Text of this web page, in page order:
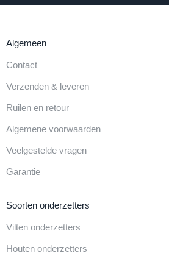
Algemeen
Contact
Verzenden & leveren
Ruilen en retour
Algemene voorwaarden
Veelgestelde vragen
Garantie
Soorten onderzetters
Vilten onderzetters
Houten onderzetters